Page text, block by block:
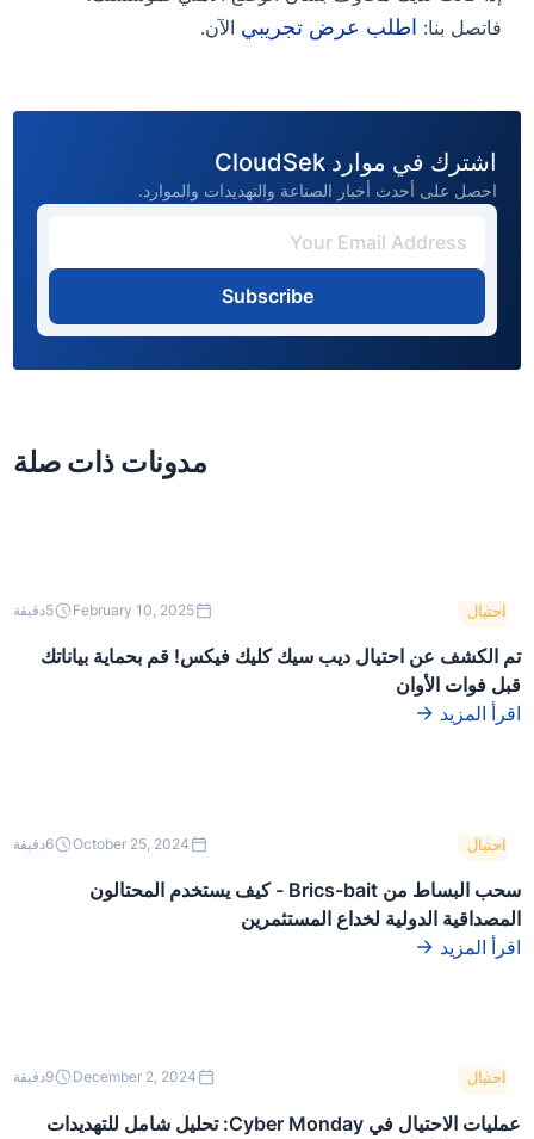
فاتصل بنا: اطلب عرض تجريبي الآن.
اشترك في موارد CloudSek
احصل على أحدث أخبار الصناعة والتهديدات والموارد.
Subscribe
مدونات ذات صلة
هذا
داخل
كتلة
div.
احتيال February 10, 2025
5دقيقة
تم الكشف عن احتيال ديب سيك كليك فيكس! قم بحماية بياناتك
قبل فوات الأوان
اقرأ المزيد
هذا
كتلة
div.
احتيال October 25, 2024
6دقيقة
سحب البساط من Brics-bait - كيف يستخدم المحتالون
المصداقية الدولية لخداع المستثمرين
اقرأ المزيد
هذا
داخل
كتلة
احتيال December 2, 2024
9دقيقة
عمليات الاحتيال في Cyber Monday: تحليل شامل للتهديدات